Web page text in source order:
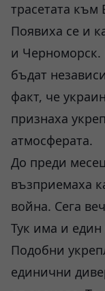
трасетата
Появиха се и
и Черноморск.
бъдат
факт, че
признаха
атмосферата.
До преди
възприемаха
война. Сега
Тук има и
Подобни
единични